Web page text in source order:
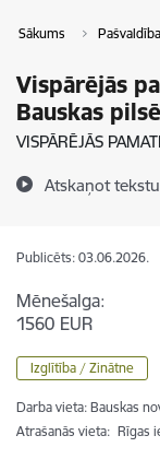
Sākums Pašvaldība
Vispārējās
Bauskas
VISPĀRĒJĀS
Atskaņot tekstu
Publicēts: 03.06.2026.
Mēnešalga:
1560 EUR
Izglītība / Zinātne
Darba vieta: Bauskas
Atrašanās vieta: Rīgas